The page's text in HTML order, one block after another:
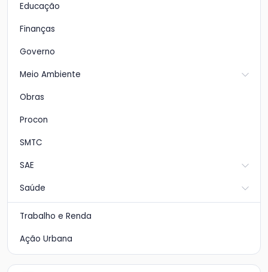
Educação
Finanças
Governo
Meio Ambiente
Obras
Procon
SMTC
SAE
Saúde
Trabalho e Renda
Ação Urbana